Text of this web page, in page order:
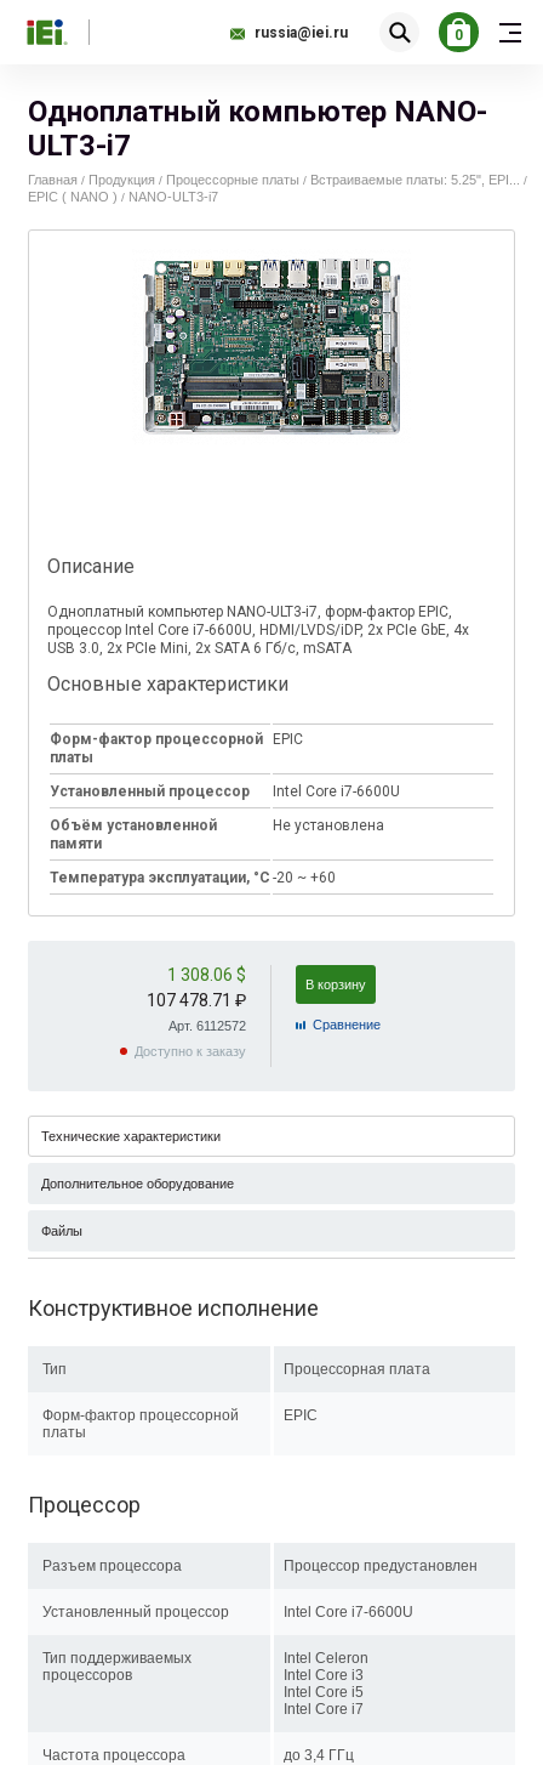
russia@iei.ru 0
Одноплатный компьютер NANO-
ULT3-i7
Главная / Продукция / Процессорные платы / Встраиваемые платы: 5.25", EPI... /
EPIC ( NANO ) / NANO-ULT3-i7
Описание
Одноплатный компьютер NANO-ULT3-i7, форм-фактор EPIC,
процессор Intel Core i7-6600U, HDMI/LVDS/iDP, 2х PCIe GbE, 4х
USB 3.0, 2х PCIe Mini, 2х SATA 6 Гб/с, mSATA
Основные характеристики
Форм-фактор процессорной
платы
EPIC
Установленный процессор
Intel Core i7-6600U
Объём установленной
памяти
Не установлена
Температура эксплуатации, °C -20 ~ +60
1 308.06 $
107 478.71 ₽
Арт. 6112572
Доступно к заказу
В корзину
Cравнение
Технические характеристики
Дополнительное оборудование
Файлы
Конструктивное исполнение
Тип Процессорная плата
Форм-фактор процессорной
платы
EPIC
Процессор
Разъем процессора Процессор предустановлен
Установленный процессор Intel Core i7-6600U
Тип поддерживаемых
процессоров
Intel Celeron
Intel Core i3
Intel Core i5
Intel Core i7
Частота процессора до 3,4 ГГц